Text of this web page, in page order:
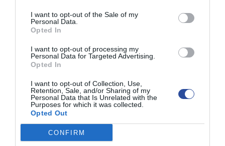
I want to opt-out of the Sale of my
Personal Data.
Opted In
I want to opt-out of processing my
Personal Data for Targeted Advertising.
Opted In
I want to opt-out of Collection, Use,
Retention, Sale, and/or Sharing of my
Personal Data that Is Unrelated with the
Purposes for which it was collected.
Opted Out
CONFIRM
προτιμώμενη επέμβαση θεραπείας
καρκίνου
στομάχου, από χειρουργούς με εξειδίκευση
Γαστρεντερικού και στη Λαπαροσκοπική
Χειρουργική.
τομές στην κοιλιά, της τάξης του μισού με
ενός εκατοστού. Στο τέλος της επέμβασης μια
από τις τομές επεκτείνεται στα 3-4 εκατοστά
για να αφαιρεθεί το τμήμα του στομάχου που
περιέχει τον καρκίνο.